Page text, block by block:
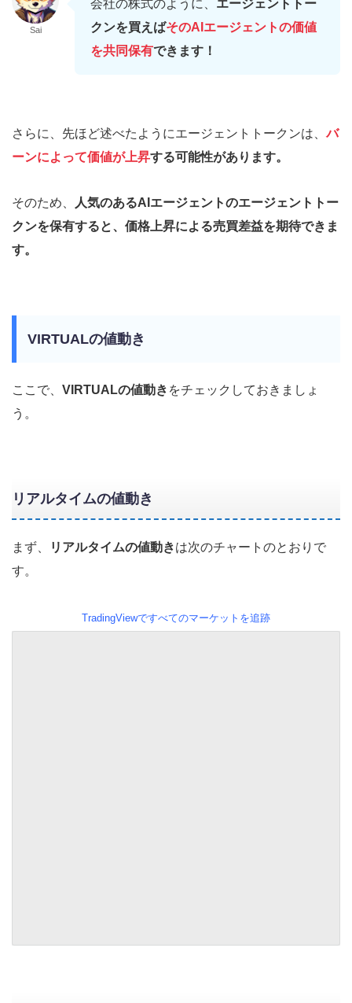
Sai
会社の株式のように、 エージェントトー
クンを買えばそのAIエージェントの価値
を共同保有できます！
さらに、先ほど述べたようにエージェントトークンは、バ
ーンによって価値が上昇する可能性があります。
そのため、
人気のあるAIエージェントのエージェントトー
クンを保有すると、価格上昇による売買差益を期待できま
す。
VIRTUALの値動き
ここで、 VIRTUALの値動き をチェックしておきましょ
う。
リアルタイムの値動き
まず、 リアルタイムの値動きは次のチャートのとおりで
す。
TradingViewですべてのマーケットを追跡